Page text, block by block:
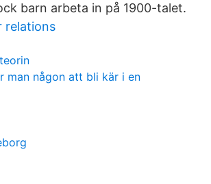
barn arbeta in på 1900-talet.
relations
man någon att bli kär i en